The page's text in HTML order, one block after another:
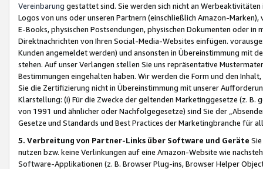
Vereinbarung gestattet sind. Sie werden sich nicht an
Logos von uns oder unseren Partnern (einschließlich Amazon-
E-Books, physischen Postsendungen, physischen Dokumenten oder in
Direktnachrichten von Ihren Social-Media-Websites einfügen.
Kunden angemeldet werden) und ansonsten in Übereinstimmung mit
stehen. Auf unser Verlangen stellen Sie uns repräsentative
Bestimmungen eingehalten haben. Wir werden die Form und den
Sie die Zertifizierung nicht in Übereinstimmung mit unserer
Klarstellung: (i) Für die Zwecke der geltenden Marketinggesetze (z. B.
von 1991 und ähnlicher oder Nachfolgegesetze) sind Sie der
Gesetze und Standards und Best Practices der Marketingbranche für
5. Verbreitung von Partner-Links über Software und Geräte
nutzen bzw. keine Verlinkungen auf eine Amazon-Website wie
Software-Applikationen (z. B. Browser Plug-ins, Browser Helper